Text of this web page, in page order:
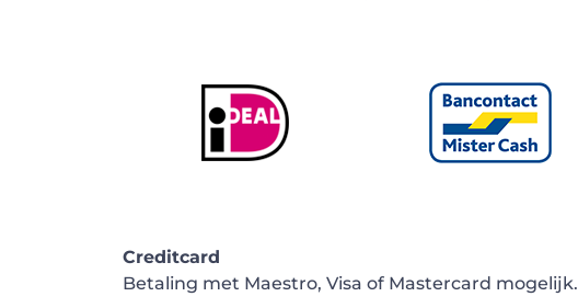
Creditcard
Betaling met Maestro, Visa of Mastercard mogelijk.